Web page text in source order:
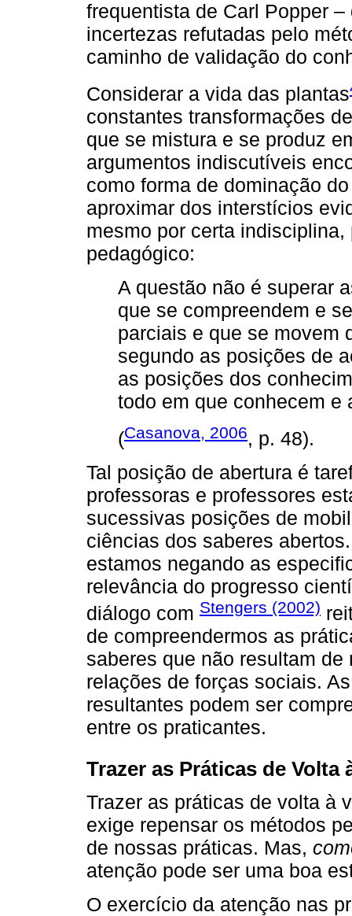
frequentista de Carl Popper
incertezas refutadas pelo
caminho de validação do
Considerar a vida das plantas
constantes transformações
que se mistura e se produz
argumentos indiscutíveis
como forma de dominação
aproximar dos interstícios
mesmo por certa
pedagógico:
A questão não é superar
que se compreendem e
parciais e que se movem
segundo as posições de
as posições dos
todo em que conhecem e
(Casanova, 2006, p. 48).
Tal posição de abertura é
professoras e professores
sucessivas posições de
ciências dos saberes
estamos negando as
relevância do progresso
diálogo com Stengers (2002)
de compreendermos as
saberes que não resultam
relações de forças sociais.
resultantes podem ser
entre os praticantes.
Trazer as Práticas de Volta
Trazer as práticas de volta à
exige repensar os métodos
de nossas práticas. Mas,
atenção pode ser uma boa
O exercício da atenção nas